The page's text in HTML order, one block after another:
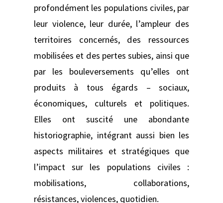
profondément les populations civiles, par
leur violence, leur durée, l’ampleur des
territoires concernés, des ressources
mobilisées et des pertes subies, ainsi que
par les bouleversements qu’elles ont
produits à tous égards – sociaux,
économiques, culturels et politiques.
Elles ont suscité une abondante
historiographie, intégrant aussi bien les
aspects militaires et stratégiques que
l’impact sur les populations civiles :
mobilisations, collaborations,
résistances, violences, quotidien.